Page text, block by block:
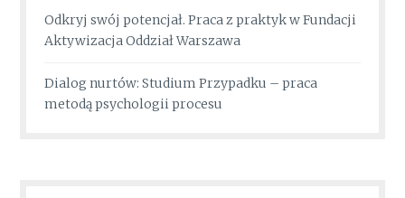
Odkryj swój potencjał. Praca z praktyk w Fundacji
Aktywizacja Oddział Warszawa
Dialog nurtów: Studium Przypadku – praca
metodą psychologii procesu